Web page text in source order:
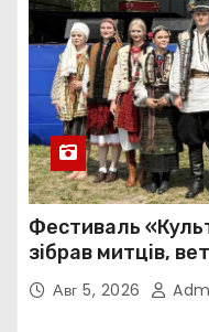
Фестиваль
зібрав митців,
України
Авг 5, 2026